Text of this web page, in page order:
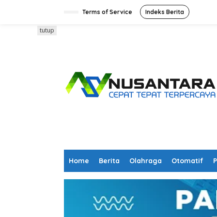
Terms of Service Indeks Berita
Home Berita Olahraga Otomatif
tutup